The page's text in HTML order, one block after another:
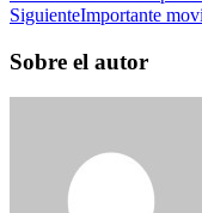
SiguienteImportante
Sobre el autor